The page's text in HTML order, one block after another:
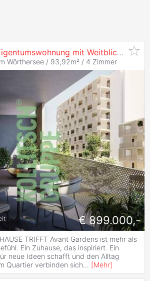
AvantGardens | Eigentumswohnung mit Weitblick in
Wörthersee / 93,92m² / 4 Zimmer
€ 899.000,-
TRIFFT Avant Gardens ist mehr als
Ein Zuhause, das inspiriert. Ein
neue Ideen schafft und den Alltag
Quartier verbinden sich... [Mehr]